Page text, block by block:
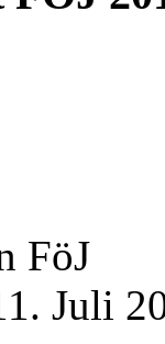
FöJ
Juli